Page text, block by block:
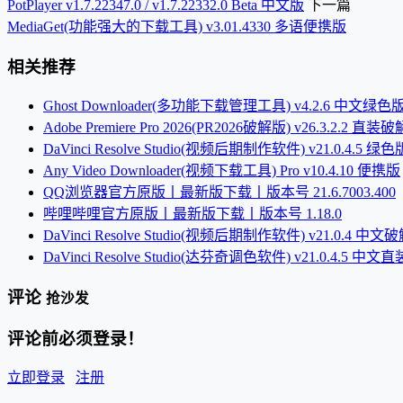
PotPlayer v1.7.22347.0 / v1.7.22332.0 Beta 中文版 下一篇
MediaGet(功能强大的下载工具) v3.01.4330 多语便携版
相关推荐
Ghost Downloader(多功能下载管理工具) v4.2.6 中文绿色
Adobe Premiere Pro 2026(PR2026破解版) v26.3.2.2 直装破
DaVinci Resolve Studio(视频后期制作软件) v21.0.4.5 绿色
Any Video Downloader(视频下载工具) Pro v10.4.10 便携版
QQ浏览器官方原版丨最新版下载丨版本号 21.6.7003.400
哔哩哔哩官方原版丨最新版下载丨版本号 1.18.0
DaVinci Resolve Studio(视频后期制作软件) v21.0.4 中文破
DaVinci Resolve Studio(达芬奇调色软件) v21.0.4.5 中文直
评论 抢沙发
评论前必须登录！
立即登录 注册